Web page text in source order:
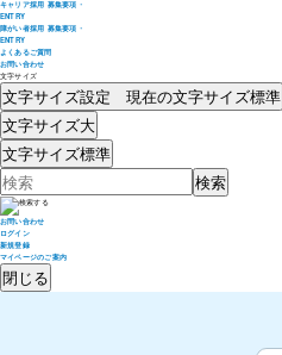
キャリア採用 募集要項・
ENTRY
障がい者採用 募集要項・
ENTRY
よくあるご質問
お問い合わせ
文字サイズ
文字サイズ設定 現在の文字サイズ標準
文字サイズ大
文字サイズ標準
お問い合わせ
ログイン
新規登録
マイページのご案内
閉じる